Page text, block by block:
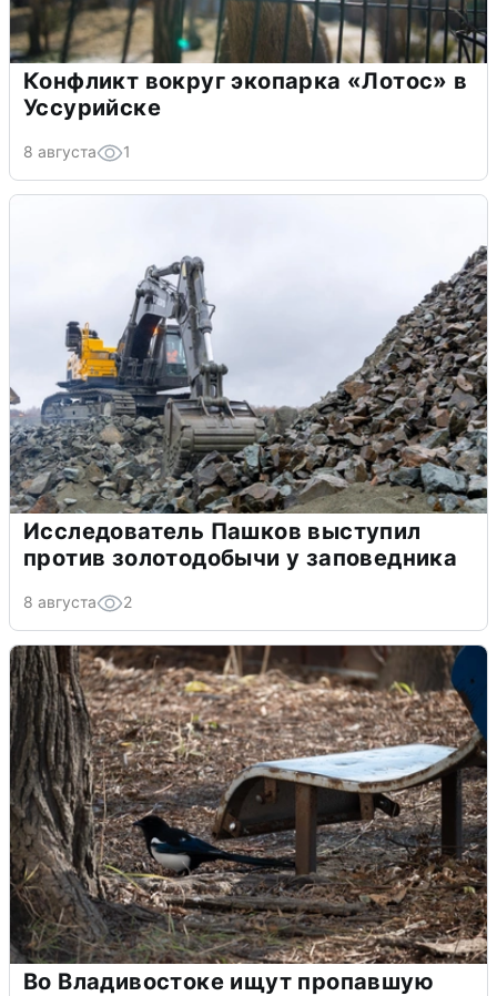
Конфликт вокруг экопарка «Лотос» в
Уссурийске
8 августа 1
Исследователь Пашков выступил
против золотодобычи у заповедника
8 августа 2
Во Владивостоке ищут пропавшую